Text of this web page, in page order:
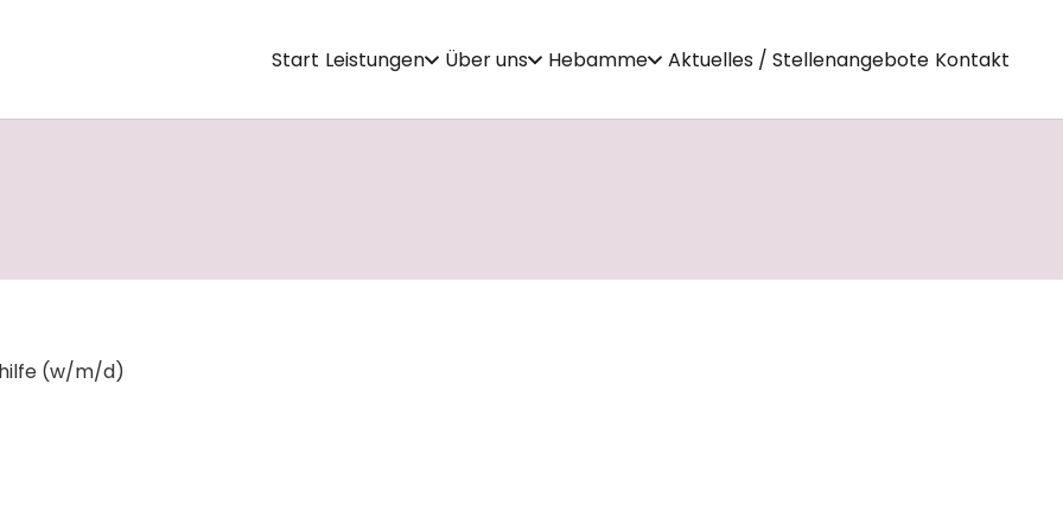
Start Leistungen Über uns Hebamme Aktuelles / Stellenangebote Kontakt
(w/m/d)